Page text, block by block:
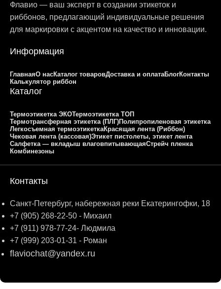
Флавио — ваш эксперт в создании этикеток и
риббонов, предлагающий индивидуальные решения
для маркировки с акцентом на качество и инновации.
Информация
ГлавнаяО насКаталог товаровДоставка и оплатаБлогКонтакты
Калькулятор риббон
Каталог
Термоэтикетка ЭКОТермоэтикетка ТОП
Термотрансферная этикетка (ПЛГ)Полипропиленовая этикетка
Легкосъемная термоэтикеткаКрасящая лента (Риббон)
Чековая лента (кассовая)Этикет пистолеты, этикет лента
Салфетка — вкладыш влаговпитывающаяСтрейч пленка
Комбинезоны
Контакты
Санкт-Петербург, набережная реки Екатерингофки, 18
+7 (905) 268-22-50 - Михаил
+7 (911) 978-77-24- Людмила
+7 (999) 203-01-31 - Роман
flaviochat@yandex.ru